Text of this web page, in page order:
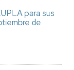
para sus
de